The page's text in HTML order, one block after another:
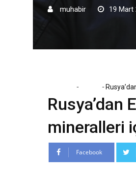
muhabir 19 Mart
- -
Rusya’dan
mineralleri
Facebook